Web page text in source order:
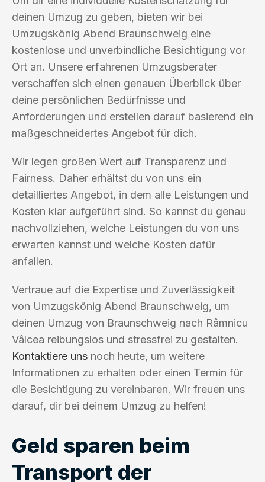
deinen Umzug zu geben, bieten wir bei
Umzugskönig Abend Braunschweig eine
kostenlose und unverbindliche Besichtigung vor
Ort an. Unsere erfahrenen Umzugsberater
verschaffen sich einen genauen Überblick über
deine persönlichen Bedürfnisse und
Anforderungen und erstellen darauf basierend ein
maßgeschneidertes Angebot für dich.
Wir legen großen Wert auf Transparenz und
Fairness. Daher erhältst du von uns ein
detailliertes Angebot, in dem alle Leistungen und
Kosten klar aufgeführt sind. So kannst du genau
nachvollziehen, welche Leistungen du von uns
erwarten kannst und welche Kosten dafür
anfallen.
Vertraue auf die Expertise und Zuverlässigkeit
von Umzugskönig Abend Braunschweig, um
deinen Umzug von Braunschweig nach Râmnicu
Vâlcea reibungslos und stressfrei zu gestalten.
Kontaktiere uns noch heute, um weitere
Informationen zu erhalten oder einen Termin für
die Besichtigung zu vereinbaren. Wir freuen uns
darauf, dir bei deinem Umzug zu helfen!
Geld sparen beim
Transport der